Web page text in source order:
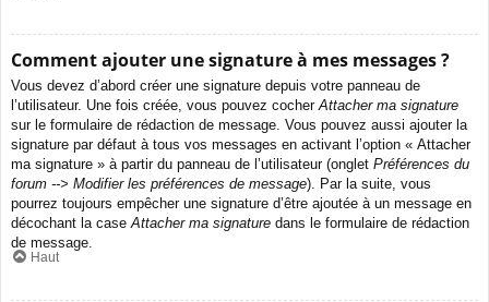
Comment ajouter une signature à mes messages ?
Vous devez d’abord créer une signature depuis votre panneau de
l’utilisateur. Une fois créée, vous pouvez cocher Attacher ma signature
sur le formulaire de rédaction de message. Vous pouvez aussi ajouter la
signature par défaut à tous vos messages en activant l’option « Attacher
ma signature » à partir du panneau de l’utilisateur (onglet Préférences du
forum --> Modifier les préférences de message). Par la suite, vous
pourrez toujours empêcher une signature d’être ajoutée à un message en
décochant la case Attacher ma signature dans le formulaire de rédaction
de message.
Haut